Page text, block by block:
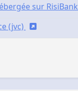
sur RisiBank
(jvc)